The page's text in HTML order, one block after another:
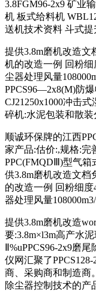
3.8FGM96-2x9 矿业
机 板式给料机
送机技术资料 斗式提
提供3.8m磨机改造文
机的改造一例 回粉细
尘器处理风量
PPCS96—2x8(M)防
CJ21250x1000冲击
碎机:水泥包装和散装
顺诚环保牌的江西
家产品:估价:,规格:完
PPC(FMQDⅢ)型气箱
供3.8m磨机改造文档
的改造一例 回粉细度
器处理风量
提供3.8m磨机改造
要:3.8m×l3m高产水
Ⅱ%uPPCS96-2x9磨
仪网汇聚了
商、采购商和制造商
除尘器控制技术的产